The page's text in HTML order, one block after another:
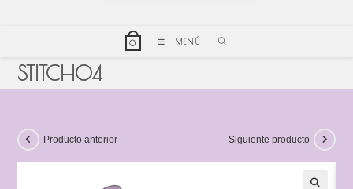
0 MENÚ
STITCH04
Producto anterior Siguiente producto